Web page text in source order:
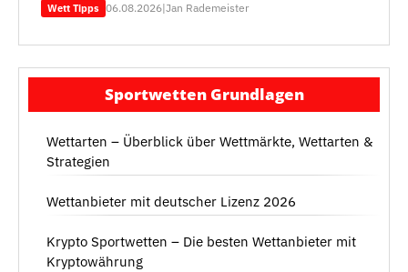
Wett Tipps 06.08.2026|Jan Rademeister
Sportwetten Grundlagen
Wettarten – Überblick über Wettmärkte, Wettarten &
Strategien
Wettanbieter mit deutscher Lizenz 2026
Krypto Sportwetten – Die besten Wettanbieter mit
Kryptowährung